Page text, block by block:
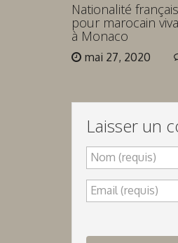
Nationalité
pour marocain
à Monaco
mai 27, 2020
Laisser un
Nom (requis)
Email (requis)